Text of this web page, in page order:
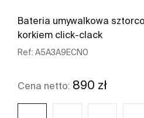
Bateria umywalkowa
korkiem click-clack
Ref: A5A3A9ECN0
Cena netto: 890 zł